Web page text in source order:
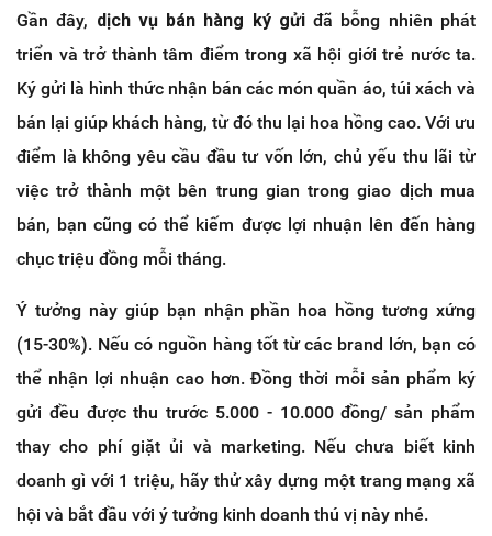
Gần đây, dịch vụ bán hàng ký gửiđã bỗng nhiên phát
triển và trở thành tâm điểm trong xã hội giới trẻ nước ta.
Ký gửi là hình thức nhận bán các món quần áo, túi xách và
bán lại giúp khách hàng, từ đó thu lại hoa hồng cao. Với ưu
điểm là không yêu cầu đầu tư vốn lớn, chủ yếu thu lãi từ
việc trở thành một bên trung gian trong giao dịch mua
bán, bạn cũng có thể kiếm được lợi nhuận lên đến hàng
chục triệu đồng mỗi tháng.
Ý tưởng này giúp bạn nhận phần hoa hồng tương xứng
(15-30%). Nếu có nguồn hàng tốt từ các brand lớn, bạn có
thể nhận lợi nhuận cao hơn. Đồng thời mỗi sản phẩm ký
gửi đều được thu trước 5.000 - 10.000 đồng/ sản phẩm
thay cho phí giặt ủi và marketing. Nếu chưa biết kinh
doanh gì với 1 triệu, hãy thử xây dựng một trang mạng xã
hội và bắt đầu với ý tưởng kinh doanh thú vị này nhé.